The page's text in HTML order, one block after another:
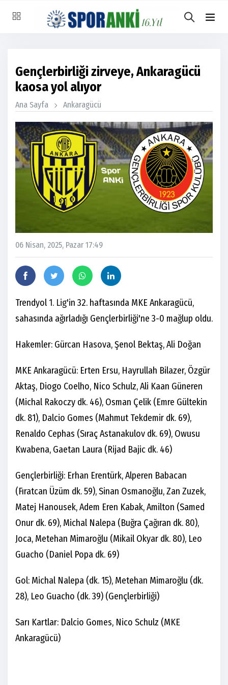
Gençlerbirliği zirveye, Ankaragücü
kaosa yol alıyor
Ana Sayfa Ankaragücü
06 Nisan, 2025, Pazar 17:49
Trendyol 1. Lig'in 32. haftasında MKE Ankaragücü,
sahasında ağırladığı Gençlerbirliği'ne 3-0 mağlup oldu.
Hakemler: Gürcan Hasova, Şenol Bektaş, Ali Doğan
MKE Ankaragücü: Erten Ersu, Hayrullah Bilazer, Özgür
Aktaş, Diogo Coelho, Nico Schulz, Ali Kaan Güneren
(Michal Rakoczy dk. 46), Osman Çelik (Emre Gültekin
dk. 81), Dalcio Gomes (Mahmut Tekdemir dk. 69),
Renaldo Cephas (Sıraç Astanakulov dk. 69), Owusu
Kwabena, Gaetan Laura (Rijad Bajic dk. 46)
Gençlerbirliği: Erhan Erentürk, Alperen Babacan
(Fıratcan Üzüm dk. 59), Sinan Osmanoğlu, Zan Zuzek,
Matej Hanousek, Adem Eren Kabak, Amilton (Samed
Onur dk. 69), Michal Nalepa (Buğra Çağıran dk. 80),
Joca, Metehan Mimaroğlu (Mikail Okyar dk. 80), Leo
Guacho (Daniel Popa dk. 69)
Gol: Michal Nalepa (dk. 15), Metehan Mimaroğlu (dk.
28), Leo Guacho (dk. 39) (Gençlerbirliği)
Sarı Kartlar: Dalcio Gomes, Nico Schulz (MKE
Ankaragücü)